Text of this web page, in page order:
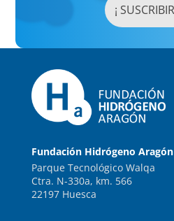
Fundación Hidrógeno Aragón
Parque Tecnológico Walqa
Ctra. N-330a, km. 566
22197 Huesca